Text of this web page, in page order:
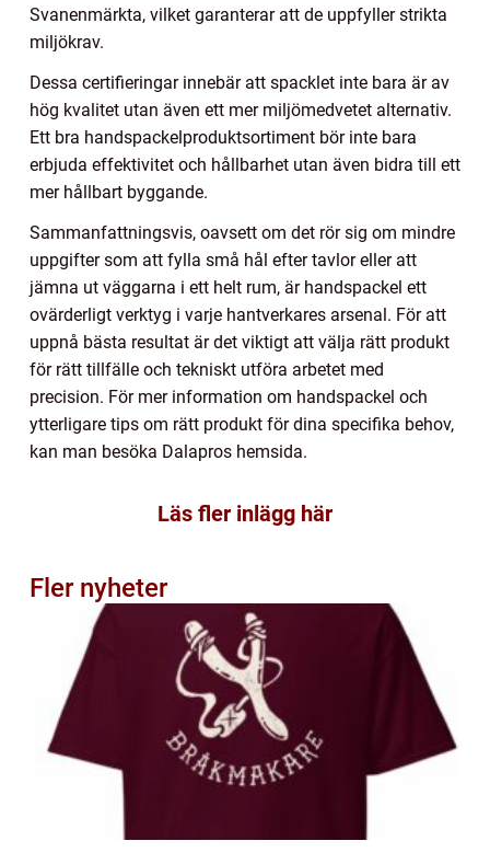
Svanenmärkta, vilket garanterar att de uppfyller strikta
miljökrav.
Dessa certifieringar innebär att spacklet inte bara är av
hög kvalitet utan även ett mer miljömedvetet alternativ.
Ett bra handspackelproduktsortiment bör inte bara
erbjuda effektivitet och hållbarhet utan även bidra till ett
mer hållbart byggande.
Sammanfattningsvis, oavsett om det rör sig om mindre
uppgifter som att fylla små hål efter tavlor eller att
jämna ut väggarna i ett helt rum, är handspackel ett
ovärderligt verktyg i varje hantverkares arsenal. För att
uppnå bästa resultat är det viktigt att välja rätt produkt
för rätt tillfälle och tekniskt utföra arbetet med
precision. För mer information om handspackel och
ytterligare tips om rätt produkt för dina specifika behov,
kan man besöka Dalapros hemsida.
Läs fler inlägg här
Fler nyheter